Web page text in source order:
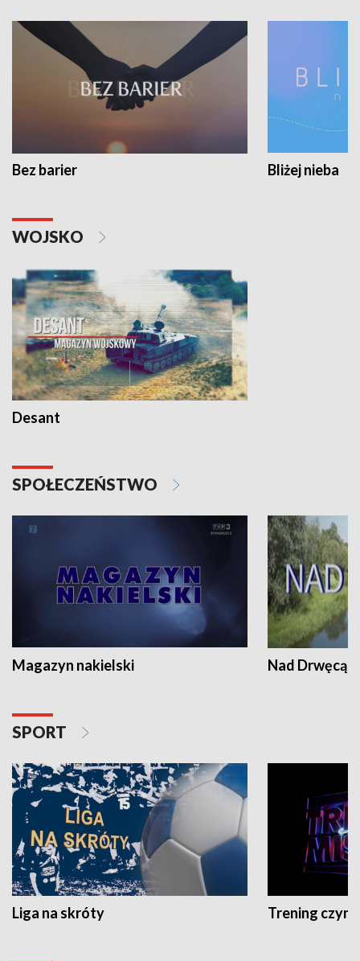
Bez barier Bliżej nieba
WOJSKO
Desant
SPOŁECZEŃSTWO
Magazyn nakielski Nad Drwęcą
SPORT
Liga na skróty Trening czyni